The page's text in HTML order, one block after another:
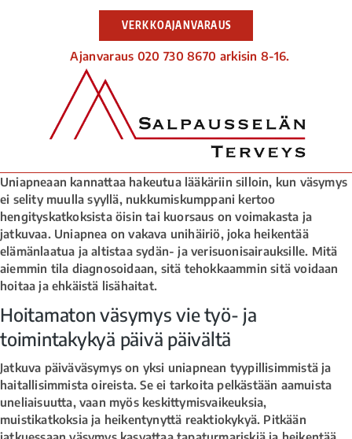
VERKKOAJANVARAUS
Ajanvaraus 020 730 8670 arkisin 8-16.
Uniapneaan kannattaa hakeutua lääkäriin silloin, kun väsymys
ei selity muulla syyllä, nukkumiskumppani kertoo
hengityskatkoksista öisin tai kuorsaus on voimakasta ja
jatkuvaa. Uniapnea on vakava unihäiriö, joka heikentää
elämänlaatua ja altistaa sydän- ja verisuonisairauksille. Mitä
aiemmin tila diagnosoidaan, sitä tehokkaammin sitä voidaan
hoitaa ja ehkäistä lisähaitat.
Hoitamaton väsymys vie työ- ja
toimintakykyä päivä päivältä
Jatkuva päiväväsymys on yksi uniapnean tyypillisimmistä ja
haitallisimmista oireista. Se ei tarkoita pelkästään aamuista
uneliaisuutta, vaan myös keskittymisvaikeuksia,
muistikatkoksia ja heikentynyttä reaktiokykyä. Pitkään